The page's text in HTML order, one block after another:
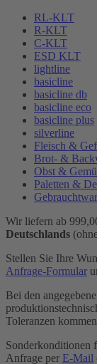
RL-KLT
R-KLT
C-KLT
ESD KLT
lightline
basicline
basicline db
basicline eco
basicline plus
silverline
Fleisch &
Brot- &
Obst &
Paletten &
Wir liefern ab
Deutschlands
Stellen Sie Ihre
Anfrage-Formular
Bei den
Toleranzen
Sonderkonditionen
Anfrage per E-Mail